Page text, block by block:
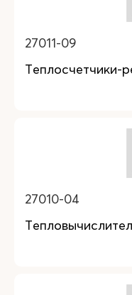
27011-09
Теплосчетчики-
27010-04